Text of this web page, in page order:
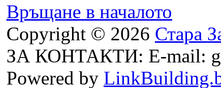
Връщане в началото
Copyright © 2026 Стара
ЗА КОНТАКТИ: E-mail:
Powered by